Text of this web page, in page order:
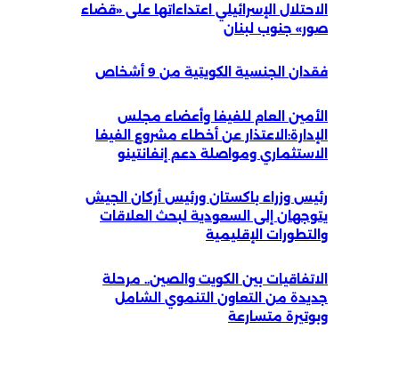
الاحتلال الإسرائيلي اعتداءاتها على «قضاء
صور» جنوب لبنان
فقدان الجنسية الكويتية من 9 أشخاص
الأمين العام للفيفا وأعضاء مجلس
الإدارة:الاعتذار عن أخطاء مشروع الفيفا
الاستثماري ومواصلة دعم إنفانتينو
رئيس وزراء باكستان ورئيس أركان الجيش
يتوجهان إلى السعودية لبحث العلاقات
والتطورات الإقليمية
الاتفاقيات بين الكويت والصين.. مرحلة
جديدة من التعاون التنموي الشامل
وبوتيرة متسارعة